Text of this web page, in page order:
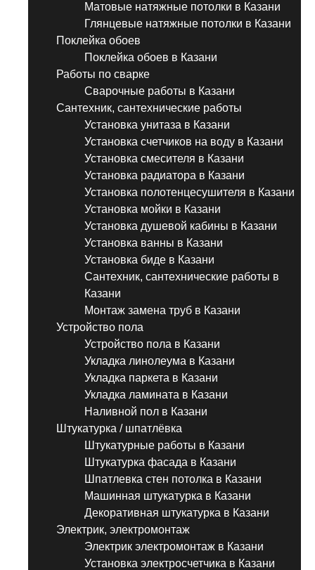
Матовые натяжные потолки в Казани
Глянцевые натяжные потолки в Казани
Поклейка обоев
Поклейка обоев в Казани
Работы по сварке
Сварочные работы в Казани
Сантехник, сантехнические работы
Установка унитаза в Казани
Установка счетчиков на воду в Казани
Установка смесителя в Казани
Установка радиатора в Казани
Установка полотенцесушителя в Казани
Установка мойки в Казани
Установка душевой кабины в Казани
Установка ванны в Казани
Установка биде в Казани
Сантехник, сантехнические работы в
Казани
Монтаж замена труб в Казани
Устройство пола
Устройство пола в Казани
Укладка линолеума в Казани
Укладка паркета в Казани
Укладка ламината в Казани
Наливной пол в Казани
Штукатурка / шпатлёвка
Штукатурные работы в Казани
Штукатурка фасада в Казани
Шпатлевка стен потолка в Казани
Машинная штукатурка в Казани
Декоративная штукатурка в Казани
Электрик, электромонтаж
Электрик электромонтаж в Казани
Установка электросчетчика в Казани